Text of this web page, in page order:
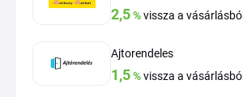
2,5%vissza a vásárlásból
Ajtorendeles
1,5%vissza a vásárlásból